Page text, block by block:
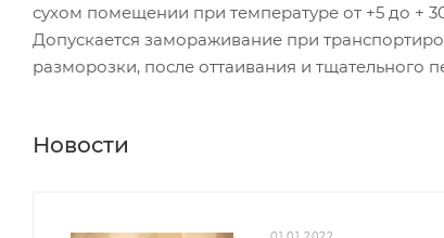
сухом помещении при температуре от +5 до +
Допускается замораживание при
разморозки, после оттаивания и тщательного
Новости